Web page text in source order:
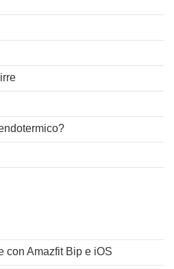
con Amazfit Bip e iOS